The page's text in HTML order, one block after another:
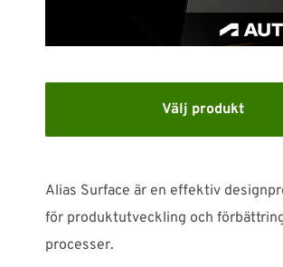
WEBSHOP
Support
010-1016690support-se@nti-group.com
Välj produkt
Alias Surface är en effektiv
för produktutveckling och
processer.